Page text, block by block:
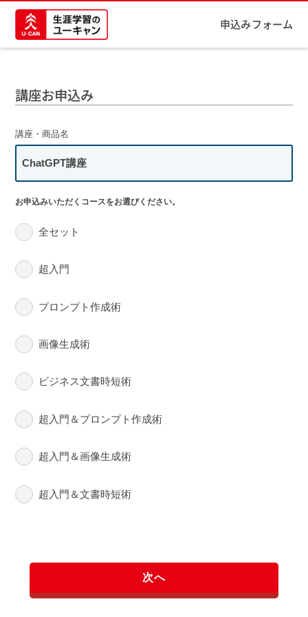
申込みフォーム
講座お申込み
講座・商品名
ChatGPT講座
お申込みいただくコースをお選びください。
全セット
超入門
プロンプト作成術
画像生成術
ビジネス文書時短術
超入門＆プロンプト作成術
超入門＆画像生成術
超入門＆文書時短術
次へ